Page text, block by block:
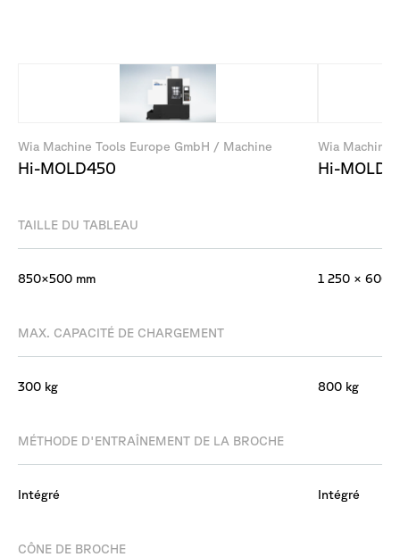
Wia Machine Tools Europe GmbH / Machine
Hi-MOLD450
TAILLE DU TABLEAU
850×500 mm
MAX. CAPACITÉ DE CHARGEMENT
300 kg
MÉTHODE D'ENTRAÎNEMENT DE LA BROCHE
Intégré
CÔNE DE BROCHE
Wia Machine
Hi-
1 250 × 600
800 kg
Intégré